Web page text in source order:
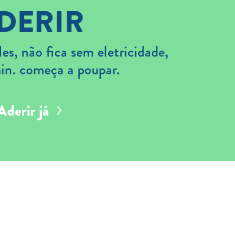
não fica sem eletricidade,
começa a poupar.
já